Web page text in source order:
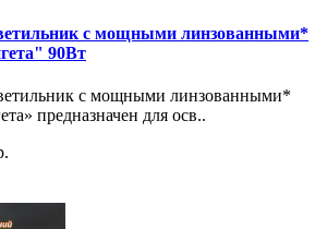
с мощными линзованными*
90Вт
с мощными линзованными*
предназначен для осв..